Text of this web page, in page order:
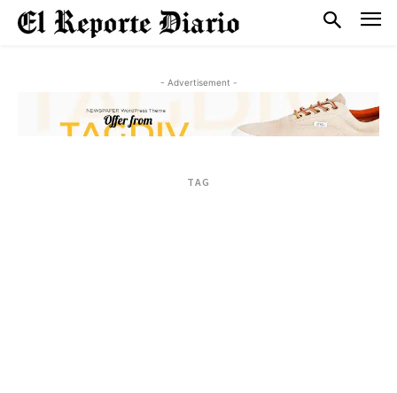
- Advertisement -
TAG